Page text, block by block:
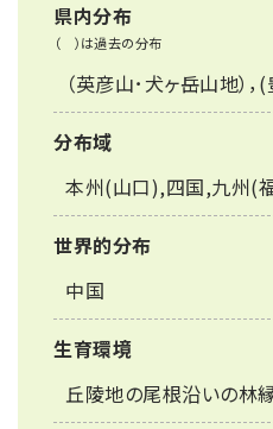
県内分布
（ ）は過去の分布
（英彦山･犬ヶ岳山地）
分布域
本州(山口),四国,九州(
世界的分布
中国
生育環境
丘陵地の尾根沿いの林縁